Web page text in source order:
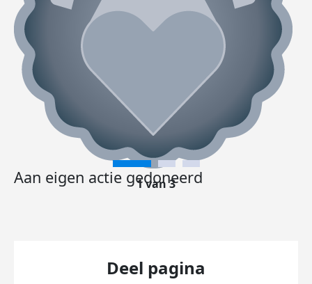
Aan eigen actie gedoneerd
1 van 3
Deel pagina